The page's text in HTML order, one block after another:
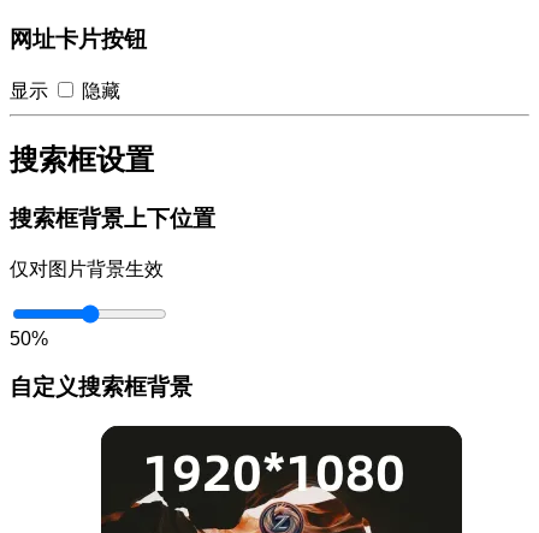
网址卡片按钮
显示 隐藏
搜索框设置
搜索框背景上下位置
仅对图片背景生效
50%
自定义搜索框背景